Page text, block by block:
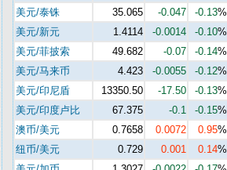
美元/泰铢
35.065 -0.047 -0.13%
美元/新元
1.4114 -0.0014 -0.10%
美元/菲披索
49.682 -0.07 -0.14%
美元/马来币
4.423 -0.0055 -0.12%
美元/印尼盾
13350.50 -17.50 -0.13%
美元/印度卢比
67.375 -0.1 -0.15%
澳币/美元
0.7658 0.0072 0.95%
纽币/美元
0.729 0.001 0.14%